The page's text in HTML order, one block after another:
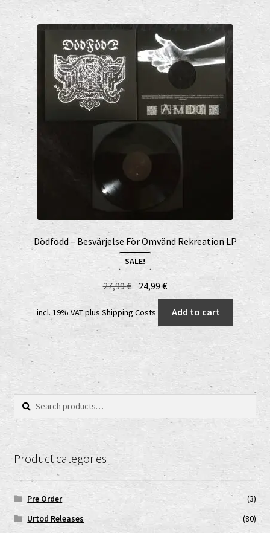
Dödfödd – Besvärjelse För Omvänd Rekreation LP
SALE!
27,99€ Original
was:
24,99€Current
price
is:
24,99 €.
incl. 19% VATplus Shipping Costs Add to cart
Search
Search
Product categories
Pre Order
(3)
Urtod Releases
(80)